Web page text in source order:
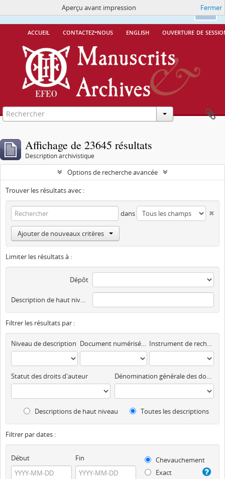
Ok
Ce site utilise des cookiesMore Info.
accueil contactez-nous english ouverture de
Aperçu avant impression Fermer
Affichage de 23645 résultats
Description archivistique
Options de recherche avancée
Trouver les résultats avec :
dans
Ajouter de nouveaux critères
Limiter les résultats à :
Dépôt
Description de haut niveau
Filtrer les résultats par :
Niveau de description Document numérisé disponible Instrument de recherche
Statut des droits d'auteur Dénomination générale des documents
Descriptions de haut niveau Toutes les descriptions
Filtrer par dates :
Début Fin
Chevauchement
Exact